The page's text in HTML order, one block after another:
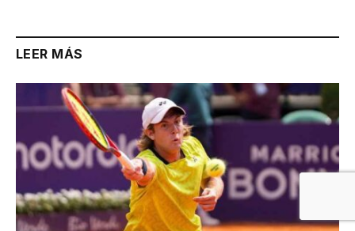
LEER MÁS